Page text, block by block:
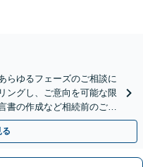
らゆるフェーズのご相談に
ングし、ご意向を可能な限
書の作成など相続前のご相
る